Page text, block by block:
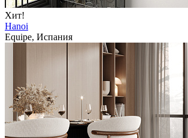
Хит!
Hanoi
Equipe, Испания